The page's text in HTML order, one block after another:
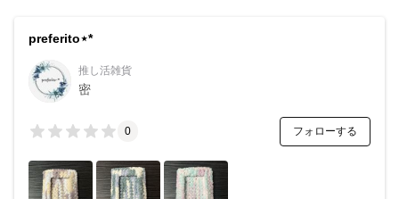
preferito⋆*
推し活雑貨
密
0 フォローする